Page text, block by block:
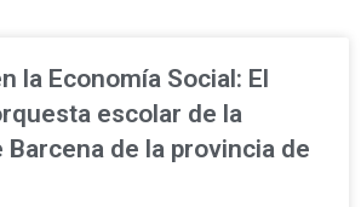
la Economía Social: El
escolar de la
Barcena de la provincia de